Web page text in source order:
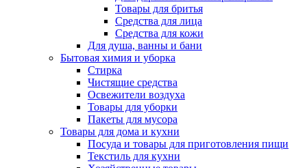
Товары для бритья
Средства для лица
Средства для кожи
Для душа, ванны и бани
Бытовая химия и уборка
Стирка
Чистящие средства
Освежители воздуха
Товары для уборки
Пакеты для мусора
Товары для дома и кухни
Посуда и товары для приготовления пищи
Текстиль для кухни